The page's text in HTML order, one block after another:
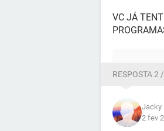
VC JÁ
RESPOSTA 2
Jacky
2 fev